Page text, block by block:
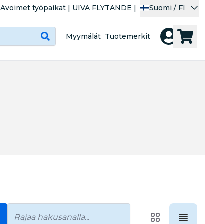
Avoimet työpaikat | UIVA FLYTANDE | Suomi / FI
Myymälät Tuotemerkit